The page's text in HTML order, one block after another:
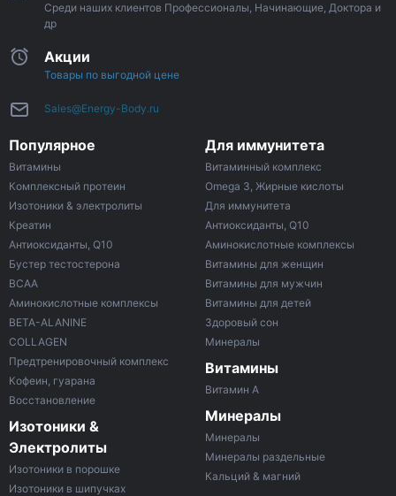
Среди наших клиентов Профессионалы, Начинающие, Доктора и
др
Акции
Товары по выгодной цене
Sales@Energy-Body.ru
Популярное
Витамины
Комплексный протеин
Изотоники & электролиты
Креатин
Антиоксиданты, Q10
Бустер тестостерона
ВСАА
Аминокислотные комплексы
BETA-ALANINE
COLLAGEN
Предтренировочный комплекс
Кофеин, гуарана
Восстановление
Изотоники &
Электролиты
Изотоники в порошке
Изотоники в шипучках
Для иммунитета
Витаминный комплекс
Omega 3, Жирные кислоты
Для иммунитета
Антиоксиданты, Q10
Аминокислотные комплексы
Витамины для женщин
Витамины для мужчин
Витамины для детей
Здоровый сон
Минералы
Витамины
Витамин A
Минералы
Минералы
Минералы раздельные
Кальций & магний